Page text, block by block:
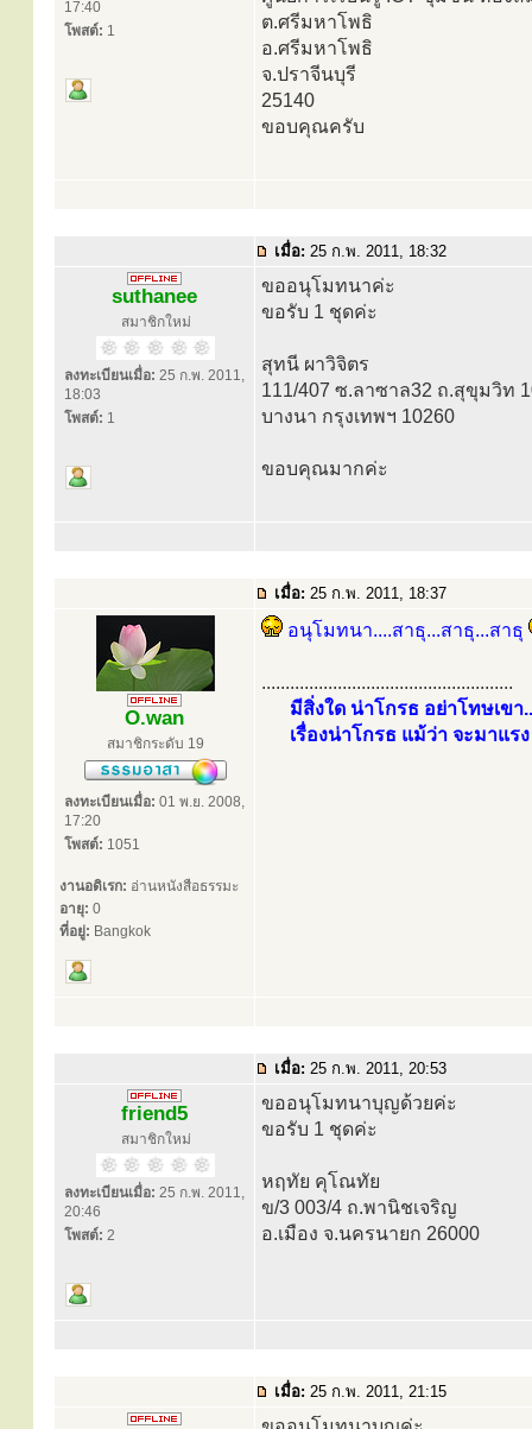
17:40
โพสต์: 1
ต.ศรีมหาโพธิ
อ.ศรีมหาโพธิ
จ.ปราจีนบุรี
25140
ขอบคุณครับ
เมื่อ: 25 ก.พ. 2011, 18:32
suthanee
สมาชิกใหม่
ลงทะเบียนเมื่อ: 25 ก.พ. 2011,
18:03
โพสต์: 1
ขออนุโมทนาค่ะ
ขอรับ 1 ชุดค่ะ
สุทนี ผาวิจิตร
111/407 ซ.ลาซาล32 ถ.สุขุมวิท
บางนา กรุงเทพฯ 10260
ขอบคุณมากค่ะ
เมื่อ: 25 ก.พ. 2011, 18:37
O.wan
สมาชิกระดับ 19
ลงทะเบียนเมื่อ: 01 พ.ย. 2008,
17:20
โพสต์: 1051
งานอดิเรก: อ่านหนังสือธรรมะ
อายุ: 0
ที่อยู่: Bangkok
อนุโมทนา....สาธุ...สาธุ...สาธุ
.....................................................
มีสิ่งใด น่าโกรธ อย่าโทษเขา
เรื่องน่าโกรธ แม้ว่า จะมาแร
เมื่อ: 25 ก.พ. 2011, 20:53
friend5
สมาชิกใหม่
ลงทะเบียนเมื่อ: 25 ก.พ. 2011,
20:46
โพสต์: 2
ขออนุโมทนาบุญด้วยค่ะ
ขอรับ 1 ชุดค่ะ
หฤทัย คุโณทัย
ข/3 003/4 ถ.พานิชเจริญ
อ.เมือง จ.นครนายก 26000
เมื่อ: 25 ก.พ. 2011, 21:15